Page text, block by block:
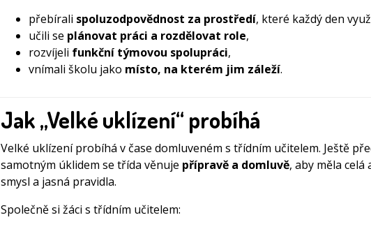
přebírali spoluzodpovědnost za prostředí, které každý den
učili se plánovat práci a rozdělovat role,
rozvíjeli funkční týmovou spolupráci,
vnímali školu jako místo, na kterém jim záleží.
Jak „Velké uklízení“ probíhá
Velké uklízení probíhá v čase domluveném s třídním učitelem. Ještě
samotným úklidem se třída věnuje přípravě a domluvě, aby měla celá
smysl a jasná pravidla.
Společně si žáci s třídním učitelem: